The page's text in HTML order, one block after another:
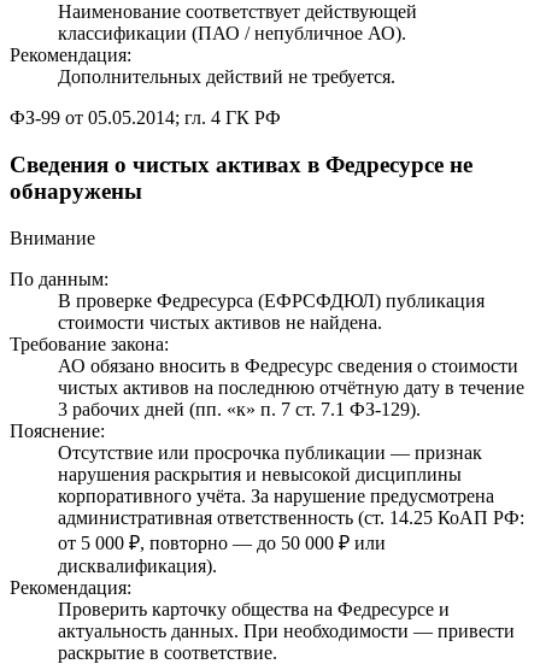
Наименование соответствует действующей
классификации (ПАО / непубличное АО).
Рекомендация:
Дополнительных действий не требуется.
ФЗ-99 от 05.05.2014; гл. 4 ГК РФ
Сведения о чистых активах в Федресурсе не
обнаружены
Внимание
По данным:
В проверке Федресурса (ЕФРСФДЮЛ) публикация
стоимости чистых активов не найдена.
Требование закона:
АО обязано вносить в Федресурс сведения о стоимости
чистых активов на последнюю отчётную дату в течение
3 рабочих дней (пп. «к» п. 7 ст. 7.1 ФЗ-129).
Пояснение:
Отсутствие или просрочка публикации — признак
нарушения раскрытия и невысокой дисциплины
корпоративного учёта. За нарушение предусмотрена
административная ответственность (ст. 14.25 КоАП РФ:
от 5 000 ₽, повторно — до 50 000 ₽ или
дисквалификация).
Рекомендация:
Проверить карточку общества на Федресурсе и
актуальность данных. При необходимости — привести
раскрытие в соответствие.